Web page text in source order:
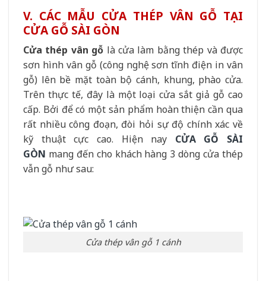
V. CÁC MẪU CỬA THÉP VÂN GỖ TẠI
CỬA GỖ SÀI GÒN
Cửa thép vân gỗ là cửa làm bằng thép và được
sơn hình vân gỗ (công nghệ sơn tĩnh điện in vân
gỗ) lên bề mặt toàn bộ cánh, khung, phào cửa.
Trên thực tế, đây là một loại cửa sắt giả gỗ cao
cấp. Bởi để có một sản phẩm hoàn thiện cần qua
rất nhiều công đoạn, đòi hỏi sự độ chính xác về
kỹ thuật cực cao. Hiện nay CỬA GỖ SÀI
GÒN mang đến cho khách hàng 3 dòng cửa thép
vẫn gỗ như sau:
Cửa thép vân gỗ 1 cánh